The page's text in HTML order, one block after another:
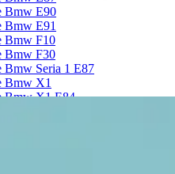
Bmw E90
Bmw E91
Bmw F10
Bmw F30
Bmw Seria 1 E87
Bmw X1
Bmw X1 E84